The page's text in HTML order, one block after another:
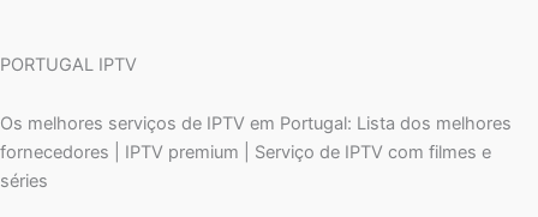
PORTUGAL IPTV
Os melhores serviços de IPTV em Portugal: Lista dos melhores
fornecedores | IPTV premium | Serviço de IPTV com filmes e
séries